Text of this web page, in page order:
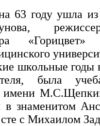
63 году ушла
«Горицвет»
школьные годы
была
имени
знаменитом
с Михаилом